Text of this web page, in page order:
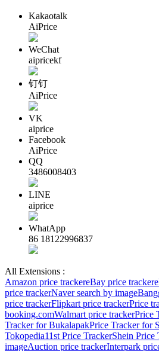
Kakaotalk
AiPrice
WeChat
aipricekf
钉钉
AiPrice
VK
aiprice
Facebook
AiPrice
QQ
3486008403
LINE
aiprice
WhatApp
86 18122996837
All Extensions :
Amazon price trackereBay price tracker
price trackerNaver search by image
price trackerFlipkart price trackerPrice
booking.comWalmart price trackerPrice
Tracker for BukalapakPrice Tracker for
Tokopedia11st Price TrackerShein Price
imageAuction price trackerInterpark